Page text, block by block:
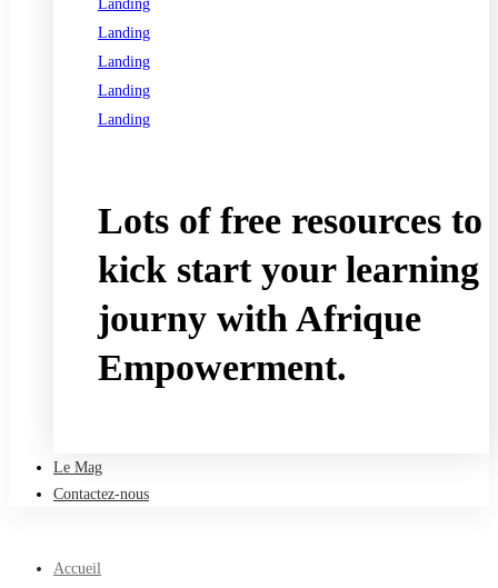
Landing
Landing
Landing
Landing
Landing
Lots of free resources to
kick start your learning
journy with Afrique
Empowerment.
Le Mag
Contactez-nous
Accueil